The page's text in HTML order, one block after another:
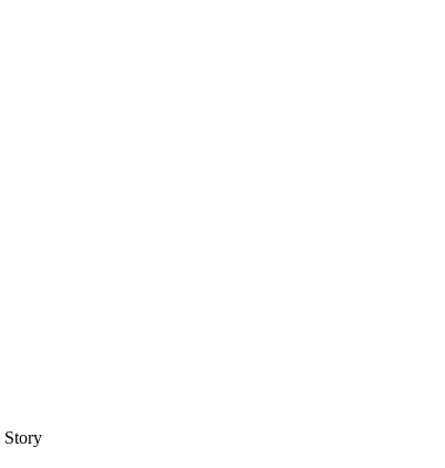
Story